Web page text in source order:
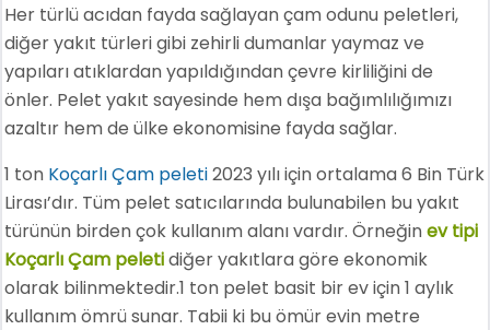
Her türlü acıdan fayda sağlayan çam odunu peletleri,
diğer yakıt türleri gibi zehirli dumanlar yaymaz ve
yapıları atıklardan yapıldığından çevre kirliliğini de
önler. Pelet yakıt sayesinde hem dışa bağımlılığımızı
azaltır hem de ülke ekonomisine fayda sağlar.
1 ton Koçarlı Çam peleti2023 yılı için ortalama 6 Bin Türk
Lirası’dır. Tüm pelet satıcılarında bulunabilen bu yakıt
türünün birden çok kullanım alanı vardır. Örneğinev tipi
Koçarlı Çam peletidiğer yakıtlara göre ekonomik
olarak bilinmektedir.1 ton pelet basit bir ev için 1 aylık
kullanım ömrü sunar. Tabii ki bu ömür evin metre